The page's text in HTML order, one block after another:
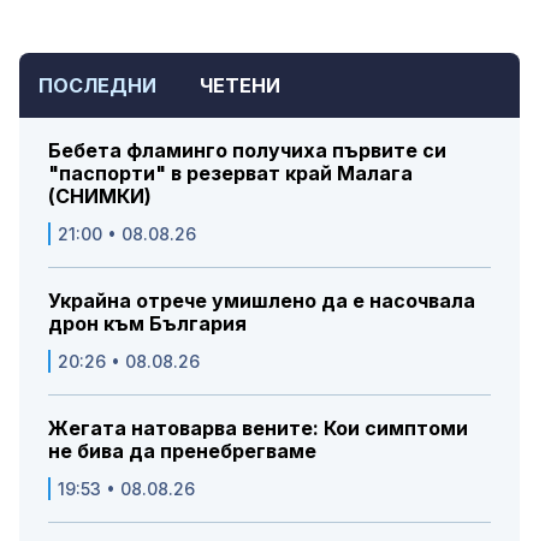
ПОСЛЕДНИ ЧЕТЕНИ
Бебета фламинго получиха първите си
"паспорти" в резерват край Малага
(СНИМКИ)
21:00 • 08.08.26
Украйна отрече умишлено да е насочвала
дрон към България
20:26 • 08.08.26
Жегата натоварва вените: Кои симптоми
не бива да пренебрегваме
19:53 • 08.08.26